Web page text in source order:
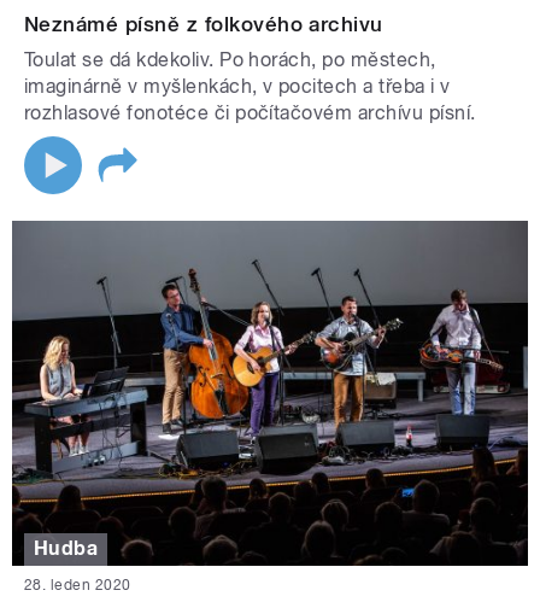
Neznámé písně z folkového archivu
Toulat se dá kdekoliv. Po horách, po městech,
imaginárně v myšlenkách, v pocitech a třeba i v
rozhlasové fonotéce či počítačovém archívu písní.
Hudba
28. leden 2020